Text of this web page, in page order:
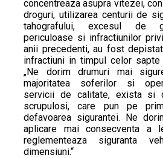
concentreaza asupra vitezei,
droguri, utilizarea centurii de
tahografului, excesul de
periculoase si infractiunilor
anii precedenti, au fost
infractiuni in timpul celor
„Ne dorim drumuri mai
majoritatea soferilor si
servicii de calitate, exista si
scrupulosi, care pun pe
defavoarea sigurantei. Ne
aplicare mai consecventa a
reglementeaza siguranta
dimensiuni.“